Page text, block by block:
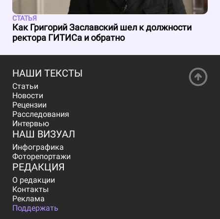
СТАТЬЯ
Как Григорий Заславский шел к должности
ректора ГИТИСа и обратно
НАШИ ТЕКСТЫ
Статьи
Новости
Рецензии
Расследования
Интервью
НАШ ВИЗУАЛ
Инфографика
Фоторепортажи
РЕДАКЦИЯ
О редакции
Контакты
Реклама
Поддержать